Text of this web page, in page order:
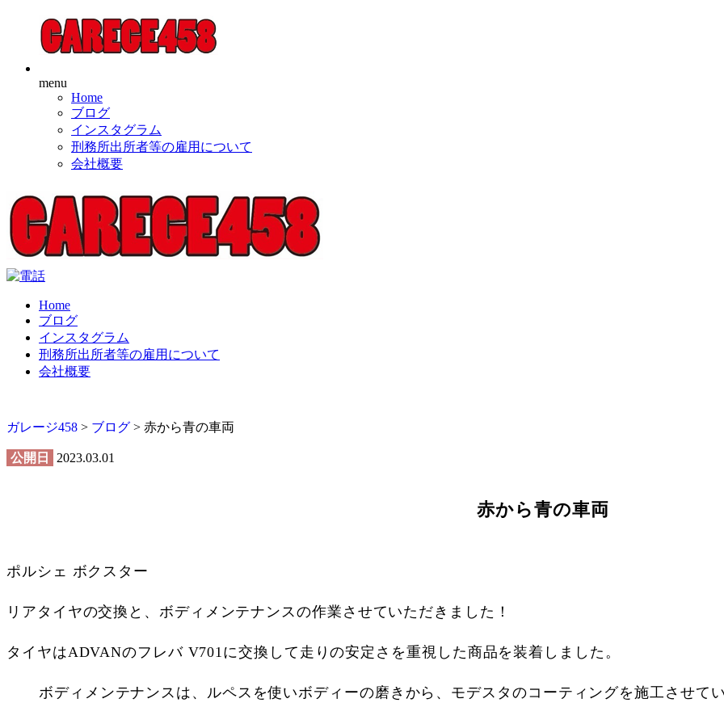
menu
Home
ブログ
インスタグラム
刑務所出所者等の雇用について
会社概要
Home
ブログ
インスタグラム
刑務所出所者等の雇用について
会社概要
ガレージ458 > ブログ > 赤から青の車両
公開日 2023.03.01
赤から青の車両
ポルシェ ボクスター
リアタイヤの交換と、ボディメンテナンスの作業させていただきました！
タイヤはADVANのフレバ V701に交換して走りの安定さを重視した商品を装着しました。
ボディメンテナンスは、ルペスを使いボディーの磨きから、モデスタのコーティングを施工させて